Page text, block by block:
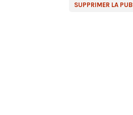
SUPPRIMER LA PUB